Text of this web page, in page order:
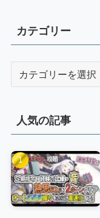
カテゴリー
ー
人気の記事